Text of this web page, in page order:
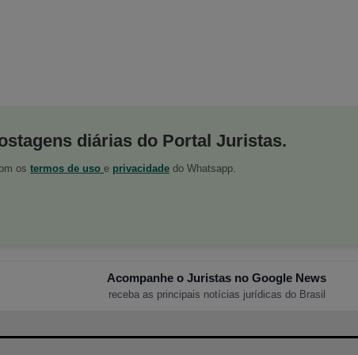
diárias do Portal Juristas.
os termos de uso e privacidade do Whatsapp.
Acompanhe o Juristas no Google News
receba as principais notícias jurídicas do Brasil